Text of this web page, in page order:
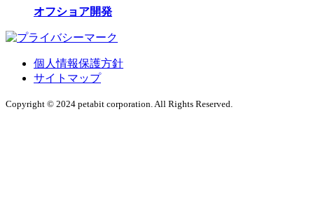
オフショア開発
個人情報保護方針
サイトマップ
Copyright © 2024 petabit corporation. All Rights Reserved.